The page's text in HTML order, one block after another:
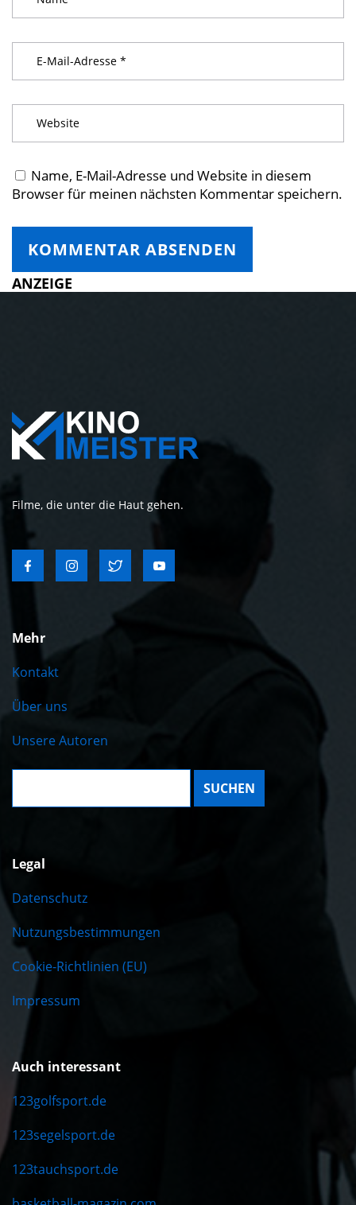
Name, E-Mail-Adresse und Website in diesem
Browser für meinen nächsten Kommentar speichern.
ANZEIGE
Filme, die unter die Haut gehen.
Mehr
Kontakt
Über uns
Unsere Autoren
Suche:
Legal
Datenschutz
Nutzungsbestimmungen
Cookie-Richtlinien (EU)
Impressum
Auch interessant
123golfsport.de
123segelsport.de
123tauchsport.de